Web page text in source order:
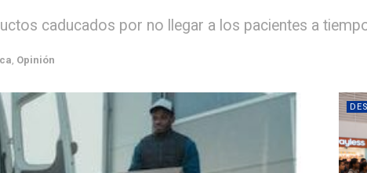
caducados por no llegar a los pacientes a
Opinión